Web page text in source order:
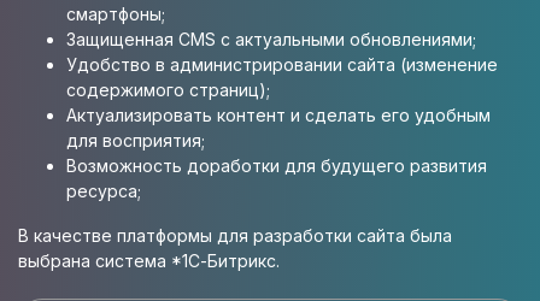
смартфоны;
Защищенная CMS с актуальными обновлениями;
Удобство в администрировании сайта (изменение
содержимого страниц);
Актуализировать контент и сделать его удобным
для восприятия;
Возможность доработки для будущего развития
ресурса;
В качестве платформы для разработки сайта была
выбрана система *1С-Битрикс.